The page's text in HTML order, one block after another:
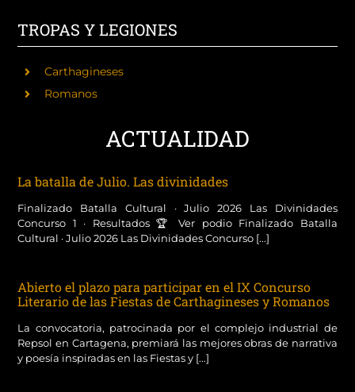
TROPAS Y LEGIONES
Carthagineses
Romanos
ACTUALIDAD
La batalla de Julio. Las divinidades
Finalizado Batalla Cultural · Julio 2026 Las Divinidades
Concurso 1 · Resultados 🏆 Ver podio Finalizado Batalla
Cultural · Julio 2026 Las Divinidades Concurso [...]
Abierto el plazo para participar en el IX Concurso
Literario de las Fiestas de Carthagineses y Romanos
La convocatoria, patrocinada por el complejo industrial de
Repsol en Cartagena, premiará las mejores obras de narrativa
y poesía inspiradas en las Fiestas y [...]